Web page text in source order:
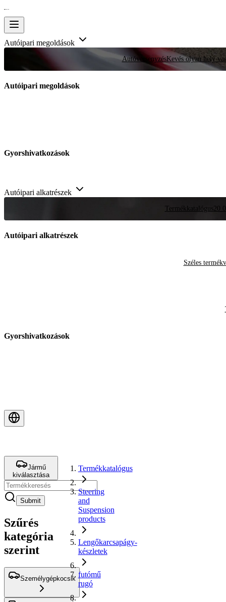
Autóipari megoldások
AutóversenyzésKevés olyan hely
Autóipari megoldások
Gyorshivatkozások
Autóipari alkatrészek
Termékkatalógus20
Autóipari alkatrészek
Széles
Gyorshivatkozások
Jármű
kiválasztása
Submit
Szűrés
kategória
szerint
Személygépkocsik
Termékkatalógus
Steering
and
Suspension
products
Lengőkarcsapágy-
készletek
futómű
rugó